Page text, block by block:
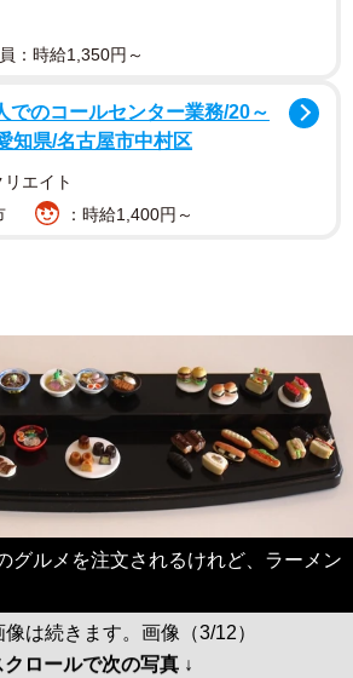
：時給1,350円～
でのコールセンター業務/20～
知県/名古屋市中村区
エイト
：時給1,400円～
グルメを注文されるけれど、ラーメン
像は続きます。画像（3/12）
クロールで次の写真 ↓